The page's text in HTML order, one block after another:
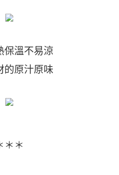
保溫不易涼
的原汁原味
＊＊